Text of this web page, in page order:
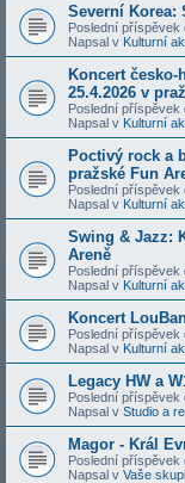
Severní Korea:
Poslední příspěvek
Napsal v Kulturní
Koncert česko-
25.4.2026 v
Poslední příspěvek
Napsal v Kulturní
Poctivý rock a
pražské Fun
Poslední příspěvek
Napsal v Kulturní
Swing & Jazz:
Areně
Poslední příspěvek
Napsal v Kulturní
Koncert
Poslední příspěvek
Napsal v Kulturní
Legacy HW a
Poslední příspěvek
Napsal v Studio a
Magor - Král
Poslední příspěvek
Napsal v Vaše